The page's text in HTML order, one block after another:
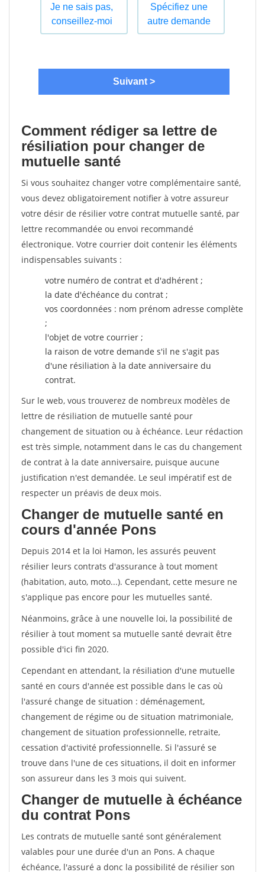
Comment rédiger sa lettre de
résiliation pour changer de
mutuelle santé
Si vous souhaitez changer votre complémentaire santé,
vous devez obligatoirement notifier à votre assureur
votre désir de résilier votre contrat mutuelle santé, par
lettre recommandée ou envoi recommandé
électronique. Votre courrier doit contenir les éléments
indispensables suivants :
votre numéro de contrat et d'adhérent ;
la date d'échéance du contrat ;
vos coordonnées : nom prénom adresse complète
;
l'objet de votre courrier ;
la raison de votre demande s'il ne s'agit pas
d'une résiliation à la date anniversaire du
contrat.
Sur le web, vous trouverez de nombreux modèles de
lettre de résiliation de mutuelle santé pour
changement de situation ou à échéance. Leur rédaction
est très simple, notamment dans le cas du changement
de contrat à la date anniversaire, puisque aucune
justification n'est demandée. Le seul impératif est de
respecter un préavis de deux mois.
Changer de mutuelle santé en
cours d'année Pons
Depuis 2014 et la loi Hamon, les assurés peuvent
résilier leurs contrats d'assurance à tout moment
(habitation, auto, moto...). Cependant, cette mesure ne
s'applique pas encore pour les mutuelles santé.
Néanmoins, grâce à une nouvelle loi, la possibilité de
résilier à tout moment sa mutuelle santé devrait être
possible d'ici fin 2020.
Cependant en attendant, la résiliation d'une mutuelle
santé en cours d'année est possible dans le cas où
l'assuré change de situation : déménagement,
changement de régime ou de situation matrimoniale,
changement de situation professionnelle, retraite,
cessation d'activité professionnelle. Si l'assuré se
trouve dans l'une de ces situations, il doit en informer
son assureur dans les 3 mois qui suivent.
Changer de mutuelle à échéance
du contrat Pons
Les contrats de mutuelle santé sont généralement
valables pour une durée d'un an Pons. A chaque
échéance, l'assuré a donc la possibilité de résilier son